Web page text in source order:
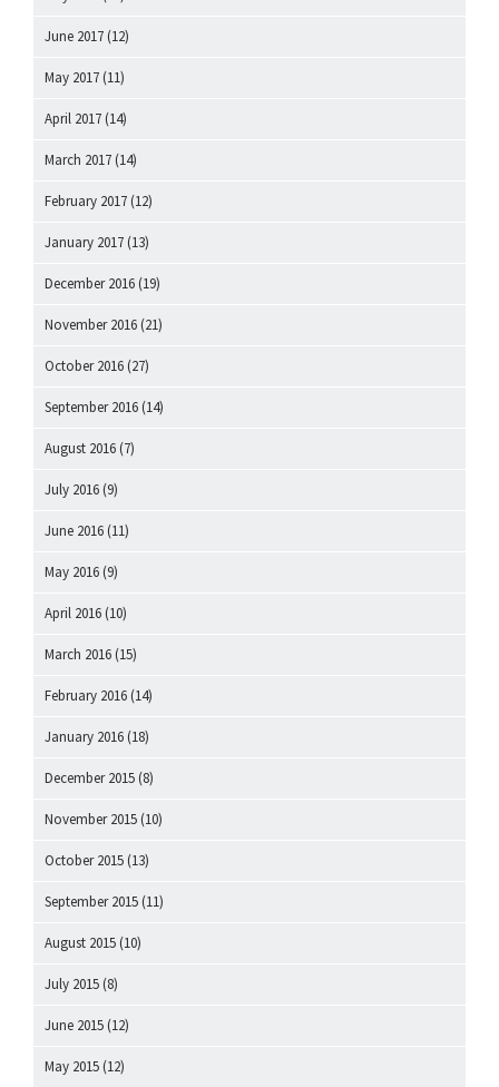
June 2017 (12)
May 2017 (11)
April 2017 (14)
March 2017 (14)
February 2017 (12)
January 2017 (13)
December 2016 (19)
November 2016 (21)
October 2016 (27)
September 2016 (14)
August 2016 (7)
July 2016 (9)
June 2016 (11)
May 2016 (9)
April 2016 (10)
March 2016 (15)
February 2016 (14)
January 2016 (18)
December 2015 (8)
November 2015 (10)
October 2015 (13)
September 2015 (11)
August 2015 (10)
July 2015 (8)
June 2015 (12)
May 2015 (12)